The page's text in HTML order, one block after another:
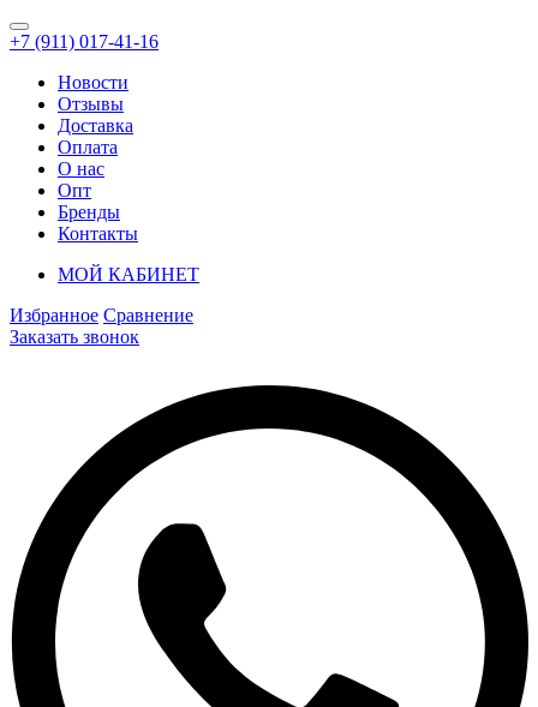
+7 (911) 017-41-16
Новости
Отзывы
Доставка
Оплата
О нас
Опт
Бренды
Контакты
МОЙ КАБИНЕТ
Избранное Сравнение
Заказать звонок